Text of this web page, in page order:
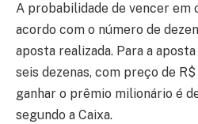
A probabilidade de vencer em
acordo com o número de
aposta realizada. Para a
seis dezenas, com preço de
ganhar o prêmio milionário é
segundo a Caixa.